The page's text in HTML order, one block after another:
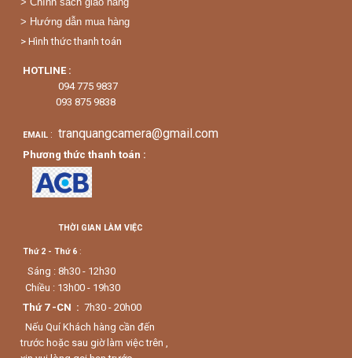
> Hướng dẫn mua hàng
> Hình thức thanh toán
HOTLINE :
094 775 9837
093 875 9838
EMAIL : tranquangcamera@gmail.com
Phương thức thanh toán :
THỜI GIAN LÀM VIỆC
Thứ 2 - Thứ 6 :
Sáng : 8h30 - 12h30
Chiều : 13h00 - 19h30
Thứ 7 -CN : 7h30 - 20h00
Nếu Quí Khách hàng cần đến
trước hoặc sau giờ làm việc trên ,